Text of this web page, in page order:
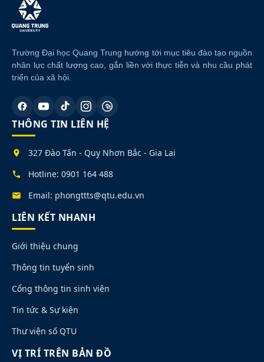
Trường Đại học Quang Trung hướng tới mục tiêu đào tạo nguồn
nhân lực chất lượng cao, gắn liền với thực tiễn và nhu cầu phát
triển của xã hội.
THÔNG TIN LIÊN HỆ
327 Đào Tấn - Quy Nhơn Bắc - Gia Lai
Hotline: 0901 164 488
Email: phongttts@qtu.edu.vn
LIÊN KẾT NHANH
Giới thiệu chung
Thông tin tuyển sinh
Cổng thông tin sinh viên
Tin tức & Sự kiện
Thư viện số QTU
VỊ TRÍ TRÊN BẢN ĐỒ